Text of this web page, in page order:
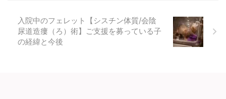
入院中のフェレット【シスチン体質/会陰
尿道造瘻（ろ）術】ご支援を募っている子
の経緯と今後